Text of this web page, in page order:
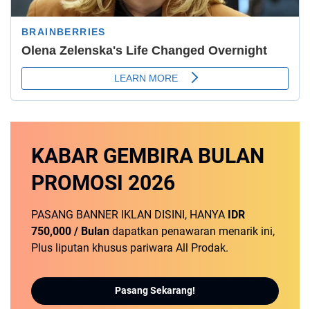
KABAR GEMBIRA BULAN
PROMOSI 2026
PASANG BANNER IKLAN DISINI, HANYA IDR
750,000 / Bulan dapatkan penawaran menarik ini,
Plus liputan khusus pariwara All Prodak.
Pasang Sekarang!